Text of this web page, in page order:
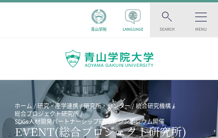
青山学院 LANGUAGE SEARCH MENU
ホーム 研究・産学連携 研究所・センター
統合研究機構
総合プロジェクト研究所
SDGs人材開発パートナーシップ研究所 シンポジウム開催
EVENT(総合プロジェクト研究所)